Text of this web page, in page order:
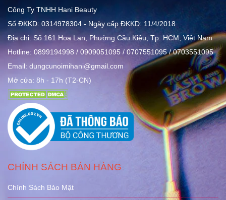
Công Ty TNHH Hani Beauty
Số ĐKKD: 0314978304 - Ngày cấp ĐKKD: 11/4/2018
Địa chỉ: Số 161 Hoa Lan, Phường Cầu Kiệu, Tp. HCM, Việt Nam
Hotline: 0899194998 / 0909051095 / 0707551095 / 0703551095
Email: dungcunoimihani@gmail.com
Mở cửa: 8h - 17h (T2-CN)
CHÍNH SÁCH BÁN HÀNG
Chính Sách Bảo Mật